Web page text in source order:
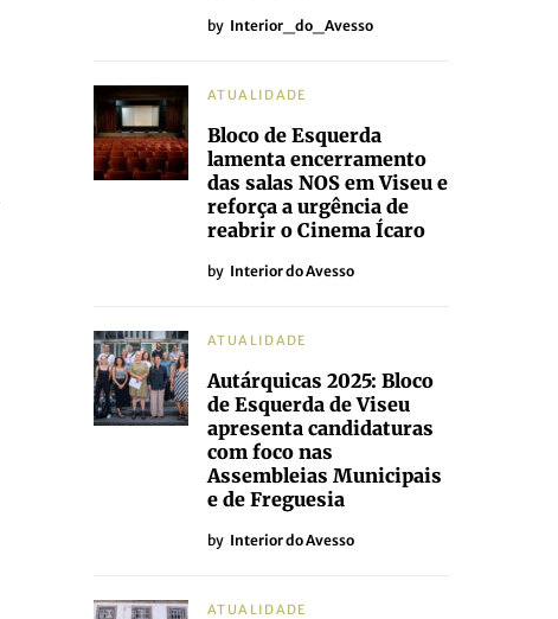
by Interior_do_Avesso
ATUALIDADE
Bloco de Esquerda
lamenta encerramento
das salas NOS em Viseu e
reforça a urgência de
reabrir o Cinema Ícaro
by Interior do Avesso
ATUALIDADE
Autárquicas 2025: Bloco
de Esquerda de Viseu
apresenta candidaturas
com foco nas
Assembleias Municipais
e de Freguesia
by Interior do Avesso
ATUALIDADE